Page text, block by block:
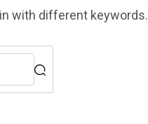
with different keywords.